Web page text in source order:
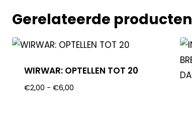
Gerelateerde producten
WIRWAR: OPTELLEN TOT 20
€2,00 - €6,00